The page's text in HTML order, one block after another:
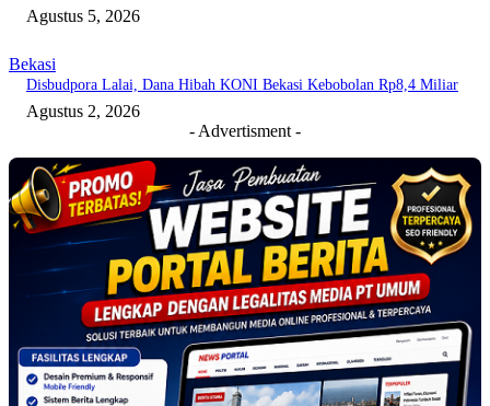
Agustus 5, 2026
Bekasi
Disbudpora Lalai, Dana Hibah KONI Bekasi Kebobolan Rp8,4 Miliar
Agustus 2, 2026
- Advertisment -